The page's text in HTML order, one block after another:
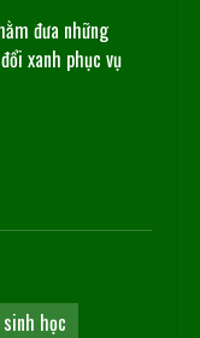
đưa những
xanh phục vụ
học